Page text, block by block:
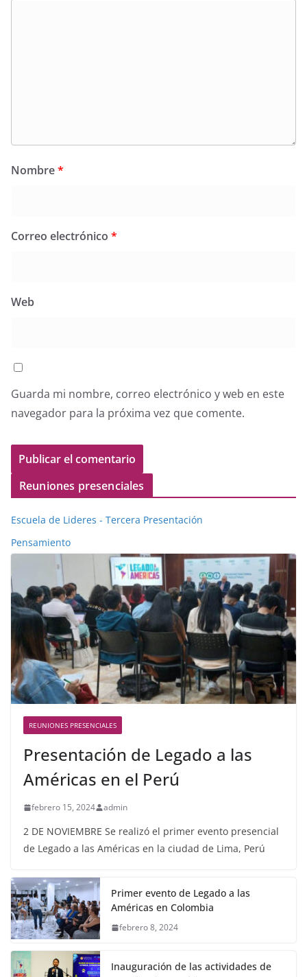
Nombre*
Correo electrónico *
Web
Guarda mi nombre, correo electrónico y web en este
navegador para la próxima vez que comente.
Reuniones presenciales
Escuela de Lideres - Tercera Presentación
Pensamiento
REUNIONES PRESENCIALES
Presentación de Legado a las
Américas en el Perú
febrero 15, 2024 admin
2 DE NOVIEMBRE Se realizó el primer evento presencial
de Legado a las Américas en la ciudad de Lima, Perú
Primer evento de Legado a las
Américas en Colombia
febrero 8, 2024
Inauguración de las actividades de